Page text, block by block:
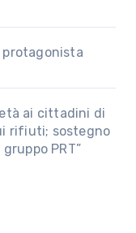
protagonista
ai cittadini di
rifiuti; sostegno
PRT”